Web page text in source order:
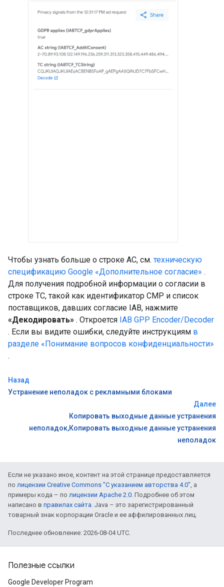
Чтобы узнать больше о строке AC, см. техническую
спецификацию Google «Дополнительное согласие» .
Для получения подробной информации о согласии в
строке TC, такой как идентификатор CMP и список
поставщиков, давших согласие IAB, нажмите
«Декодировать» . Откроется IAB GPP Encoder/Decoder
. Если вы видите ошибки, следуйте инструкциям в
разделе «Понимание вопросов конфиденциальности»
.
Назад
Устранение неполадок с рекламными блоками
Далее
Копировать выходные данные устранения
неполадок,Копировать выходные данные устранения
неполадок
Если не указано иное, контент на этой странице предоставляется
по лицензии Creative Commons "С указанием авторства 4.0", а
примеры кода – по лицензии Apache 2.0. Подробнее об этом
написано в правилах сайта. Java – это зарегистрированный
товарный знак корпорации Oracle и ее аффилированных лиц.
Последнее обновление: 2026-08-04 UTC.
Полезные ссылки
Google Developer Program